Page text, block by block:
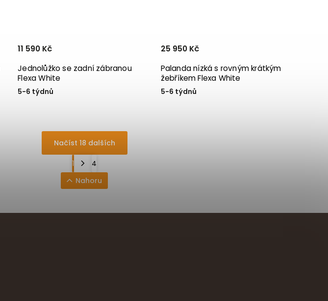
Jednolůžko se zadní zábranou
Flexa White
5-6 týdnů
11 590 Kč
Palanda nízká s rovným krátkým
žebříkem Flexa White
5-6 týdnů
25 950 Kč
Načíst 18 dalších
1
4
Nahoru